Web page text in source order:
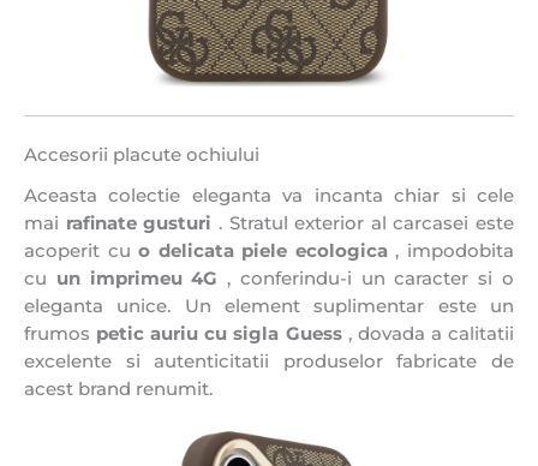
Accesorii placute ochiului
Aceasta colectie eleganta va incanta chiar si cele
mai rafinate gusturi . Stratul exterior al carcasei este
acoperit cuo delicata piele ecologica, impodobita
cu un imprimeu 4G , conferindu-i un caracter si o
eleganta unice. Un element suplimentar este un
frumos petic auriu cu sigla Guess, dovada a calitatii
excelente si autenticitatii produselor fabricate de
acest brand renumit.